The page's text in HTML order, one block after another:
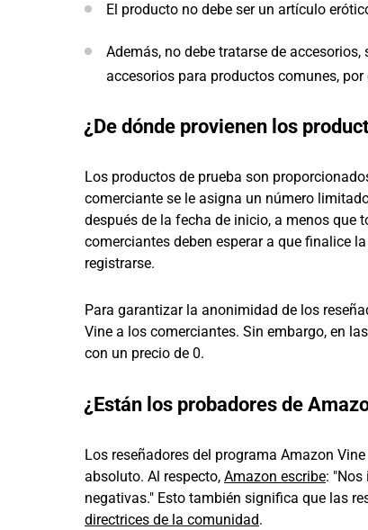
El producto no debe ser un artículo
Además, no debe tratarse de
accesorios para productos comunes,
¿De dónde provienen los
Los productos de prueba son
comerciante se le asigna un número
después de la fecha de inicio, a menos que
comerciantes deben esperar a que finalice
registrarse.
Para garantizar la anonimidad de los
Vine a los comerciantes. Sin embargo, en
con un precio de 0.
¿Están los probadores de
Los reseñadores del programa Amazon
absoluto. Al respecto, Amazon escribe:
negativas." Esto también significa que las
directrices de la comunidad.